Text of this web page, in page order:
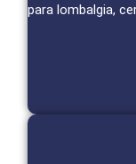
para lombalgia,